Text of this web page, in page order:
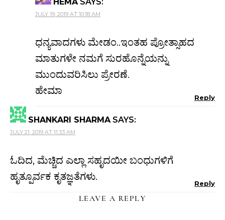
JULY 19, 2019 AT 10:18 AM
ಧನ್ಯವಾದಗಳು ಮೇಡಂ..ಇಂತಹ ಪ್ರೋತ್ಸಾಹದ
ಮಾತುಗಳೇ ನಮಗೆ ಸುರಹೊನ್ನೆಯನ್ನು
ಮುಂದುವರಿಸಿಲು ಪ್ರೇರಣೆ.
ಹೇಮಾ
Reply
SHANKARI SHARMA SAYS:
JULY 21, 2019 AT 11:33 AM
ಓದಿದ, ಮೆಚ್ಚಿದ ಎಲ್ಲಾ ಸಹೃದಯೀ ಬಂಧುಗಳಿಗೆ
ಹೃತ್ಪೂರ್ವಕ ಕೃತಜ್ಞತೆಗಳು.
Reply
LEAVE A REPLY